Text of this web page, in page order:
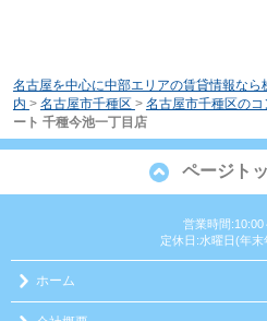
名古屋を中心に中部エリアの賃貸情報なら
内 > 名古屋市千種区 > 名古屋市千種区の
ート 千種今池一丁目店
ページト
営業時間:10:00
定休日:水曜日(年末
ホーム